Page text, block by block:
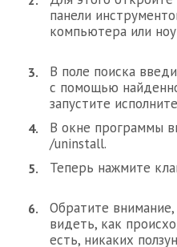
панели
компьютера или
В поле поиска
с помощью
запустите
В окне программы
/uninstall.
Теперь нажмите
Обратите
видеть, как
есть, никаких